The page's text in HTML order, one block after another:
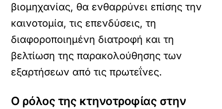
βιομηχανίας, θα ενθαρρύνει επίσης την
καινοτομία, τις επενδύσεις, τη
διαφοροποιημένη διατροφή και τη
βελτίωση της παρακολούθησης των
εξαρτήσεων από τις πρωτεΐνες.
Ο ρόλος της κτηνοτροφίας στην